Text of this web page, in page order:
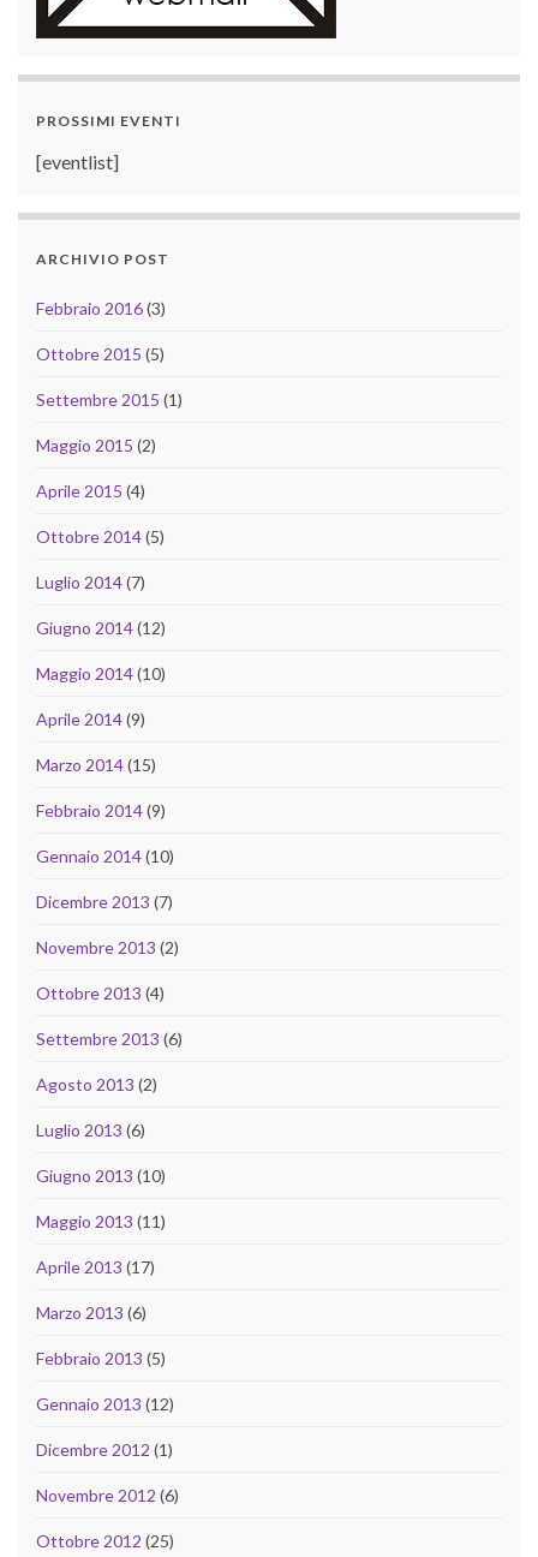
PROSSIMI EVENTI
[eventlist]
ARCHIVIO POST
Febbraio 2016(3)
Ottobre 2015 (5)
Settembre 2015 (1)
Maggio 2015 (2)
Aprile 2015 (4)
Ottobre 2014(5)
Luglio 2014(7)
Giugno 2014(12)
Maggio 2014(10)
Aprile 2014(9)
Marzo 2014(15)
Febbraio 2014(9)
Gennaio 2014(10)
Dicembre 2013 (7)
Novembre 2013 (2)
Ottobre 2013 (4)
Settembre 2013 (6)
Agosto 2013 (2)
Luglio 2013 (6)
Giugno 2013 (10)
Maggio 2013 (11)
Aprile 2013 (17)
Marzo 2013 (6)
Febbraio 2013 (5)
Gennaio 2013 (12)
Dicembre 2012 (1)
Novembre 2012 (6)
Ottobre 2012 (25)